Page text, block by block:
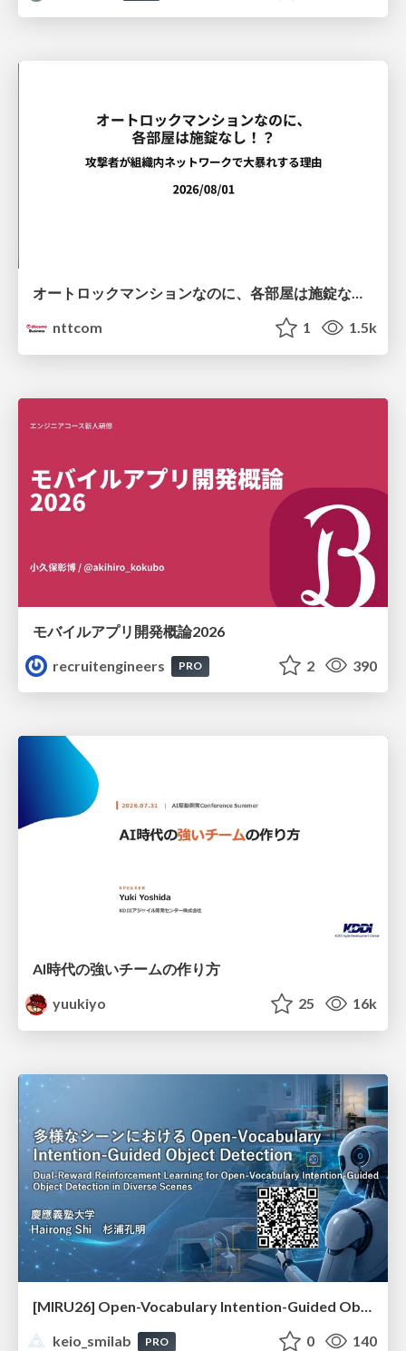
オートロックマンションなのに、各部屋は施錠なし！？ 攻撃者が組織内ネットワークで大暴れする理由 / The Front Door Is Locked, but the Rooms Are Wide Open: Why Attackers Move Freely Inside Enterprise Networks
nttcom
1 1.5k
モバイルアプリ開発概論2026
recruitengineers
PRO 2 390
AI時代の強いチームの作り方
yuukiyo
25 16k
[MIRU26] Open-Vocabulary Intention-Guided Object Detection in Diverse Scenes
keio_smilab
PRO 0 140